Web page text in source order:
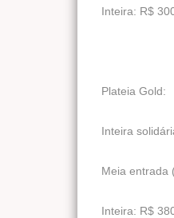
Inteira: R$
Plateia Gold:
Inteira
Meia entrada
Inteira: R$